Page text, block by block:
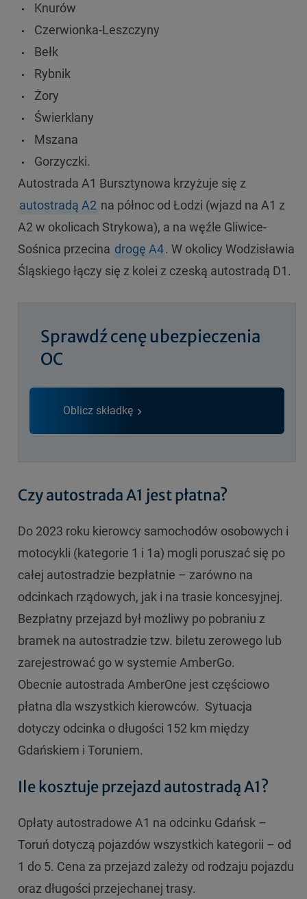
Knurów
Czerwionka-Leszczyny
Bełk
Rybnik
Żory
Świerklany
Mszana
Gorzyczki.
Autostrada A1 Bursztynowa krzyżuje się z
autostradą A2 na północ od Łodzi (wjazd na A1 z
A2 w okolicach Strykowa), a na węźle Gliwice-
Sośnica przecina drogę A4. W okolicy Wodzisławia
Śląskiego łączy się z kolei z czeską autostradą D1.
Sprawdź cenę ubezpieczenia
OC
Oblicz składkę
Czy autostrada A1 jest płatna?
Do 2023 roku kierowcy samochodów osobowych i
motocykli (kategorie 1 i 1a) mogli poruszać się po
całej autostradzie bezpłatnie – zarówno na
odcinkach rządowych, jak i na trasie koncesyjnej.
Bezpłatny przejazd był możliwy po pobraniu z
bramek na autostradzie tzw. biletu zerowego lub
zarejestrować go w systemie AmberGo.
Obecnie autostrada AmberOne jest częściowo
płatna dla wszystkich kierowców. Sytuacja
dotyczy odcinka o długości 152 km między
Gdańskiem i Toruniem.
Ile kosztuje przejazd autostradą A1?
Opłaty autostradowe A1 na odcinku Gdańsk –
Toruń dotyczą pojazdów wszystkich kategorii – od
1 do 5. Cena za przejazd zależy od rodzaju pojazdu
oraz długości przejechanej trasy.